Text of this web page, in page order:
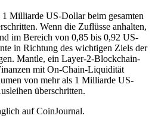
Milliarde US-Dollar beim gesamten
Wenn die Zuflüsse anhalten,
im Bereich von 0,85 bis 0,92 US-
in Richtung des wichtigen Ziels der
Mantle, ein Layer-2-Blockchain-
mit On-Chain-Liquidität
von mehr als 1 Milliarde US-
überschritten.
auf CoinJournal.